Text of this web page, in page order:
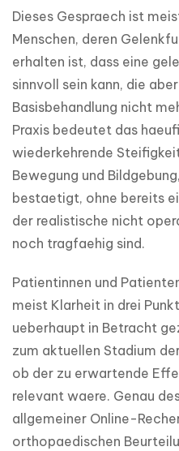
Dieses Gespraech ist
Menschen, deren
erhalten ist, dass eine
sinnvoll sein kann, die
Basisbehandlung nicht
Praxis bedeutet das
wiederkehrende
Bewegung und
bestaetigt, ohne bereits
der realistische nicht
noch tragfaehig sind.
Patientinnen und
meist Klarheit in drei
ueberhaupt in Betracht
zum aktuellen Stadium
ob der zu erwartende
relevant waere. Genau
allgemeiner Online-
orthopaedischen